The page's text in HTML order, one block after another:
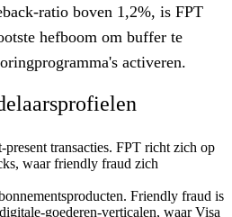
ratio boven 1,2%, is FPT
hefboom om buffer te
activeren.
transacties. FPT richt zich op
waar friendly fraud zich
Friendly fraud is
goederen-verticalen, waarVisa